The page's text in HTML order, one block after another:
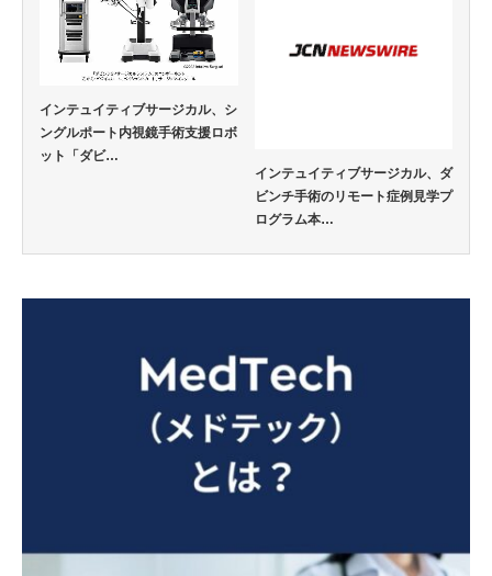
インテュイティブサージカル、シ
ングルポート内視鏡手術支援ロボ
ット「ダビ…
インテュイティブサージカル、ダ
ビンチ手術のリモート症例見学プ
ログラム本…